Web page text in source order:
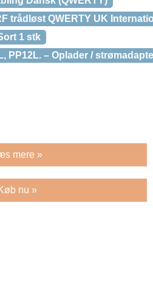
trådløst QWERTY UK
1 stk
PP12L. – Oplader /
mere »
nu »